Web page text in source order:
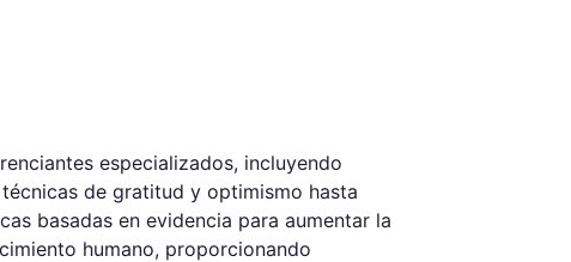
especializados, incluyendo
de gratitud y optimismo hasta
basadas en evidencia para aumentar la
humano, proporcionando